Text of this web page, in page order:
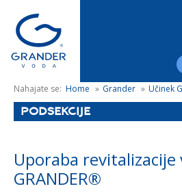
Nahajate se: Home » Grander » Učinek
PODSEKCIJE
Uporaba revitalizacije
GRANDER®